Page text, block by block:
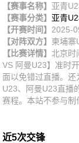
【赛事名称】 亚青
【赛事分类】 亚青
【开赛时间】 2025-
【对阵双方】 柬埔寨
【比赛详情】 北京时
VS 阿曼U23】准时
面以免错过直播。
U23、阿曼U23直播
赛程。本站不参与
近5次交锋